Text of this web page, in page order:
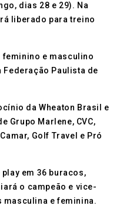
dias 28 e 29). Na
liberado para treino
feminino e masculino
Paulista de
da Wheaton Brasil e
Grupo Marlene, CVC,
Golf Travel e Pró
em 36 buracos,
o campeão e vice-
e feminina.